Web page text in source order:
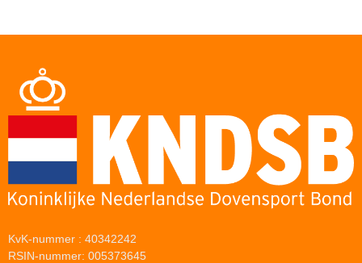
KvK-nummer : 40342242
RSIN-nummer: 005373645